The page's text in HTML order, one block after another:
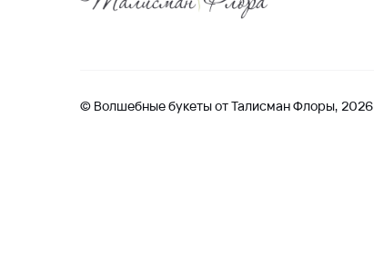
© Волшебные букеты от Талисман Флоры, 2026